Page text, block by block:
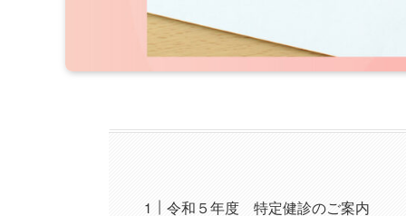
令和５年度 特定健診のご案内